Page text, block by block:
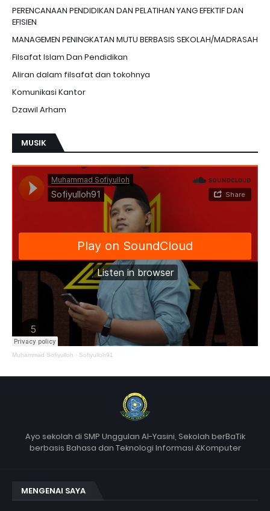
PERENCANAAN PENDIDIKAN DAN PELATIHAN YANG EFEKTIF DAN
EFISIEN
MANAGEMEN PENINGKATAN MUTU BERBASIS SEKOLAH/MADRASAH
Filsafat Islam Dan Pendidikan
Aliran dalam filsafat dan tokohnya
Komunikasi Kantor
Dzawil Arham
MUSIK
Muhammad Sofiyulloh · Sofiyulloh91
Ayo sekolah di SMP Unggulan Al-Yasini, Sekolah berBaTik
berbasis Bahasa dan Teknologi Informasi &Komputer
MENGENAI SAYA